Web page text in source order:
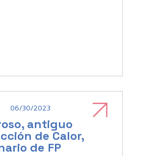
06/30/2023
antiguo
de Calor,
de FP